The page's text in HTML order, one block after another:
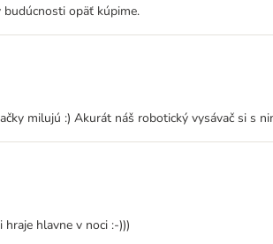
budúcnosti opäť kúpime.
milujú :) Akurát náš robotický vysávač
hlavne v noci :-)))